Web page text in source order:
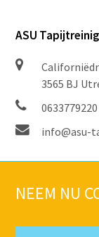
ASU
3565 BJ
0633779220
info@asu-
NEEM NU